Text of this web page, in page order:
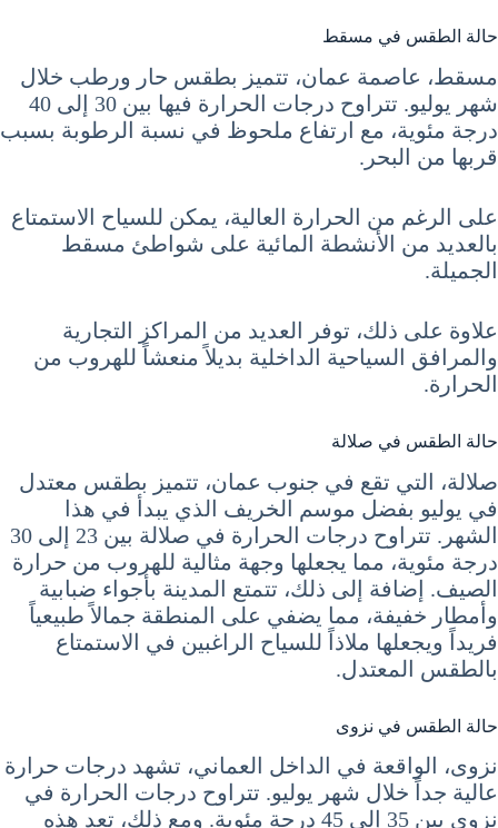
حالة الطقس في مسقط
مسقط، عاصمة عمان، تتميز بطقس حار ورطب خلال
شهر يوليو. تتراوح درجات الحرارة فيها بين 30 إلى 40
درجة مئوية، مع ارتفاع ملحوظ في نسبة الرطوبة بسبب
قربها من البحر.
على الرغم من الحرارة العالية، يمكن للسياح الاستمتاع
بالعديد من الأنشطة المائية على شواطئ مسقط
الجميلة.
علاوة على ذلك، توفر العديد من المراكز التجارية
والمرافق السياحية الداخلية بديلاً منعشاً للهروب من
الحرارة.
حالة الطقس في صلالة
صلالة، التي تقع في جنوب عمان، تتميز بطقس معتدل
في يوليو بفضل موسم الخريف الذي يبدأ في هذا
الشهر. تتراوح درجات الحرارة في صلالة بين 23 إلى 30
درجة مئوية، مما يجعلها وجهة مثالية للهروب من حرارة
الصيف. إضافة إلى ذلك، تتمتع المدينة بأجواء ضبابية
وأمطار خفيفة، مما يضفي على المنطقة جمالاً طبيعياً
فريداً ويجعلها ملاذاً للسياح الراغبين في الاستمتاع
بالطقس المعتدل.
حالة الطقس في نزوى
نزوى، الواقعة في الداخل العماني، تشهد درجات حرارة
عالية جداً خلال شهر يوليو. تتراوح درجات الحرارة في
نزوى بين 35 إلى 45 درجة مئوية. ومع ذلك، تعد هذه